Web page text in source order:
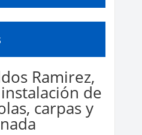
Ramirez,
de
carpas y